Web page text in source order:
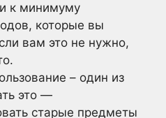
к минимуму
которые вы
вам это не нужно,
– один из
это —
старые предметы